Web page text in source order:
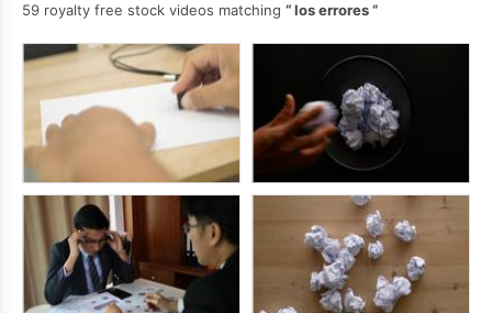
59 royalty free stock videos matching
los errores